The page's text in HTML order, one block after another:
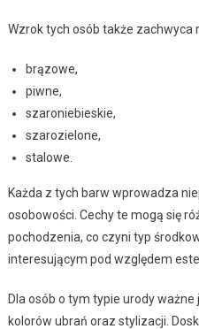
Wzrok tych osób także zachwyca
brązowe,
piwne,
szaroniebieskie,
szarozielone,
stalowe.
Każda z tych barw wprowadza
osobowości. Cechy te mogą się
pochodzenia, co czyni typ
interesującym pod względem
Dla osób o tym typie urody
kolorów ubrań oraz stylizacji.